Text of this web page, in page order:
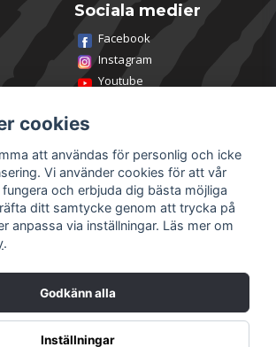
Sociala medier
Facebook
Instagram
Youtube
cookies
att användas för personlig och icke
Vi använder cookies för att vår
och erbjuda dig bästa möjliga
ditt samtycke genom att trycka på
anpassa via inställningar. Läs mer om
.
Godkänn alla
Inställningar